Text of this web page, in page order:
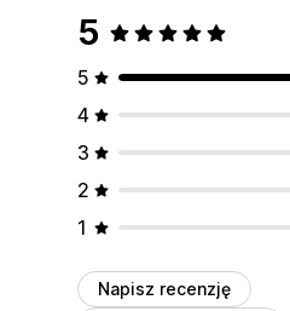
5
5
4
3
2
1
Napisz recenzję